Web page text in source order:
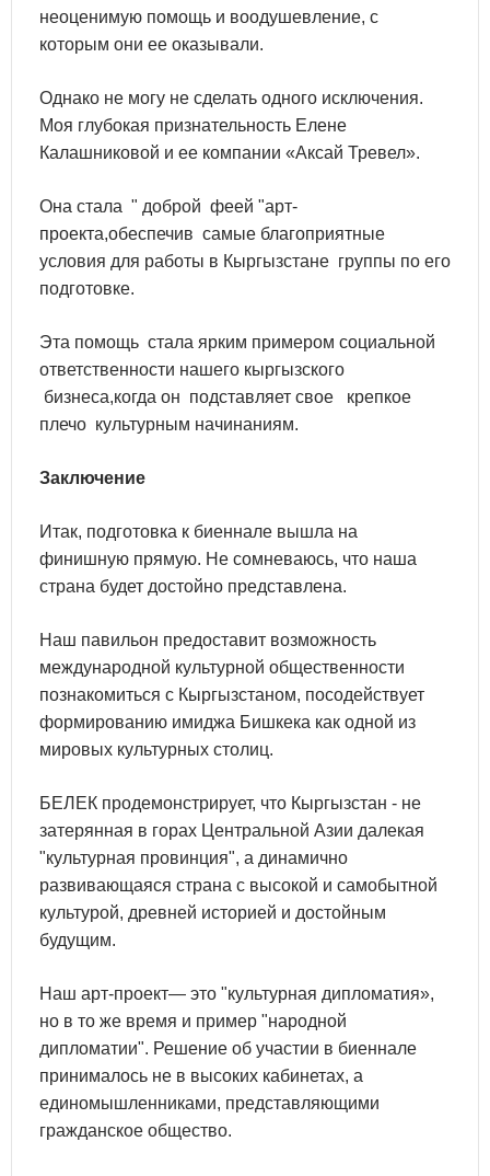
неоценимую помощь и воодушевление, с
которым они ее оказывали.
Однако не могу не сделать одного исключения.
Моя глубокая признательность Елене
Калашниковой и ее компании «Аксай Тревел».
Она стала " доброй феей "арт-
проекта,обеспечив самые благоприятные
условия для работы в Кыргызстане группы по его
подготовке.
Эта помощь стала ярким примером социальной
ответственности нашего кыргызского
бизнеса,когда он подставляет свое крепкое
плечо культурным начинаниям.
Заключение
Итак, подготовка к биеннале вышла на
финишную прямую. Не сомневаюсь, что наша
страна будет достойно представлена.
Наш павильон предоставит возможность
международной культурной общественности
познакомиться с Кыргызстаном, посодействует
формированию имиджа Бишкека как одной из
мировых культурных столиц.
БЕЛЕК продемонстрирует, что Кыргызстан - не
затерянная в горах Центральной Азии далекая
"культурная провинция", а динамично
развивающаяся страна с высокой и самобытной
культурой, древней историей и достойным
будущим.
Наш арт-проект— это "культурная дипломатия»,
но в то же время и пример "народной
дипломатии". Решение об участии в биеннале
принималось не в высоких кабинетах, а
единомышленниками, представляющими
гражданское общество.